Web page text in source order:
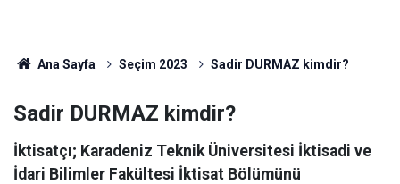
Ana Sayfa Seçim 2023 Sadir DURMAZ kimdir?
Sadir DURMAZ kimdir?
İktisatçı; Karadeniz Teknik Üniversitesi İktisadi ve
İdari Bilimler Fakültesi İktisat Bölümünü